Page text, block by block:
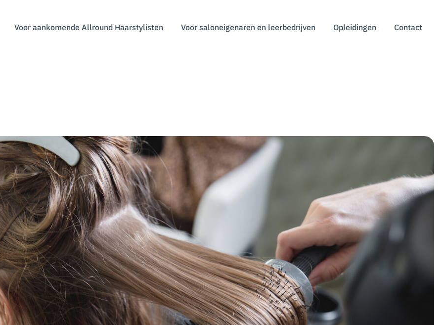
Voor aankomende Allround Haarstylisten Voor saloneigenaren en leerbedrijven Opleidingen Contact